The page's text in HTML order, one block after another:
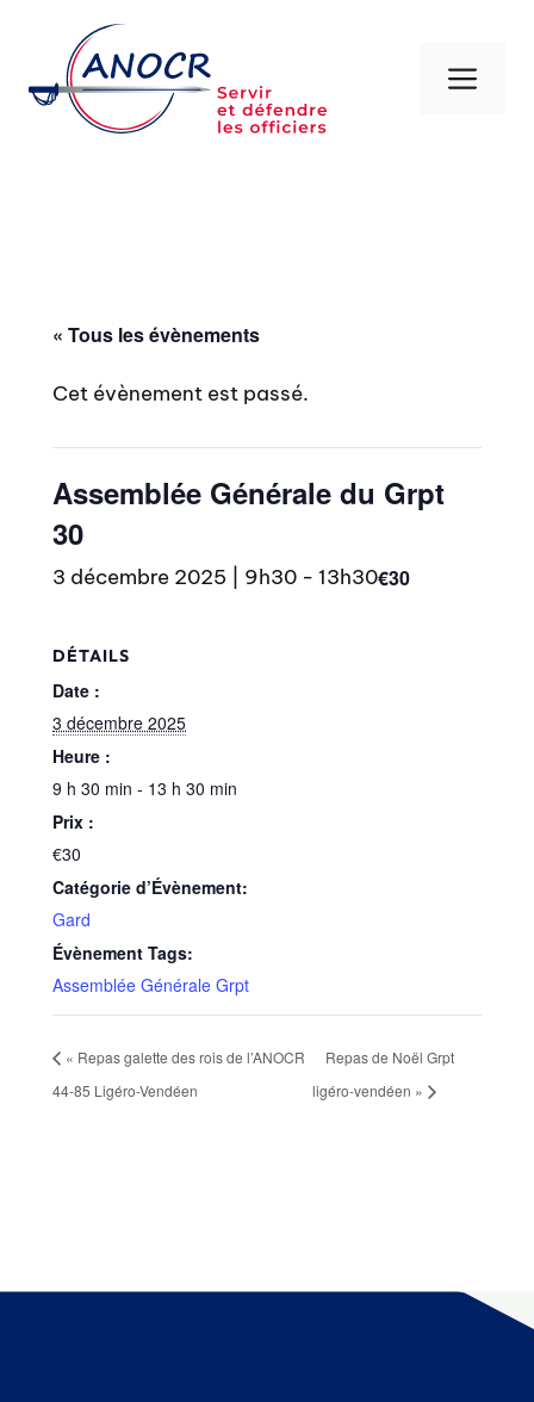
contenu
« Tous les évènements
Cet évènement est passé.
Assemblée Générale du Grpt
30
3 décembre 2025 | 9h30 - 13h30€30
DÉTAILS
Date :
3 décembre 2025
Heure :
9 h 30 min - 13 h 30 min
Prix :
€30
Catégorie d’Évènement:
Gard
Évènement Tags:
Assemblée Générale Grpt
« Repas galette des rois de l’ANOCR
44-85 Ligéro-Vendéen
Repas de Noël Grpt
ligéro-vendéen »